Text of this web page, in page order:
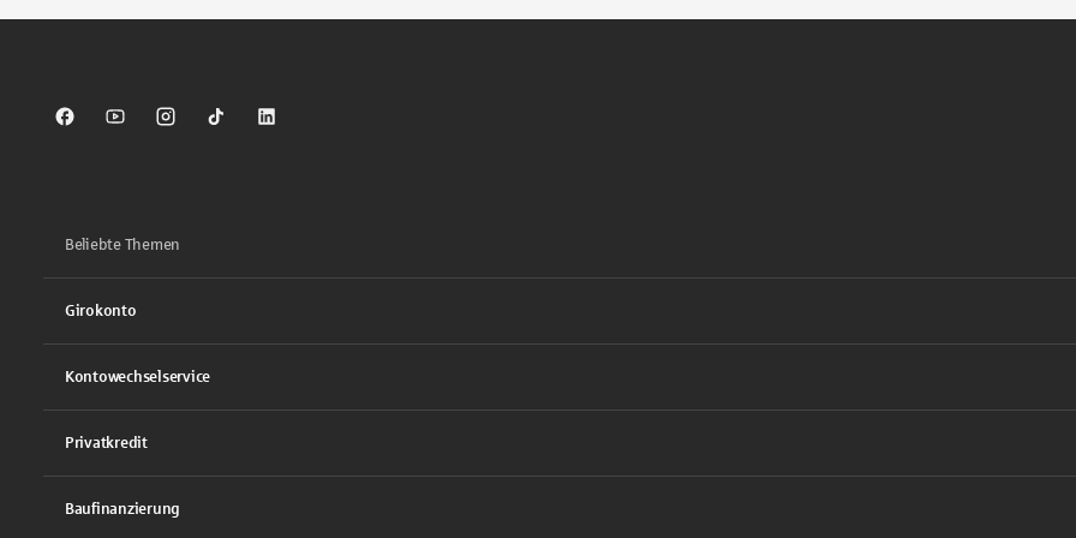
Sparkasse auf Facebook
Sparkasse auf Youtube
Sparkasse auf Instagram
Sparkasse auf TikTok
Sparkasse auf LinkedIn
Beliebte Themen
Girokonto
Kontowechselservice
Privatkredit
Baufinanzierung